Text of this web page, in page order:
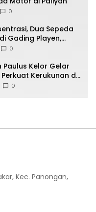
0
Dua Sepeda
Gading Playen,
0
Paulus Kelor Gelar
Kerukunan di
0
Kec. Panongan,